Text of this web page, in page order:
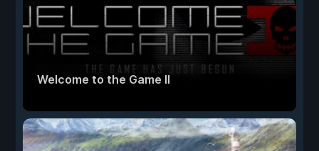
Welcome to the Game II